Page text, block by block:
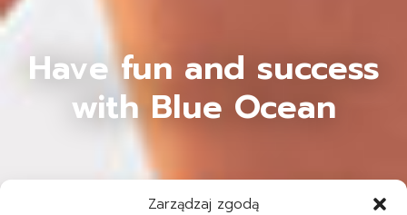
Zarządzaj zgodą
Have fun and success
with Blue Ocean